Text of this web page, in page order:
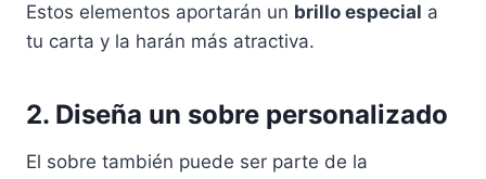
Estos elementos aportarán un brillo especial a
tu carta y la harán más atractiva.
2. Diseña un sobre personalizado
El sobre también puede ser parte de la